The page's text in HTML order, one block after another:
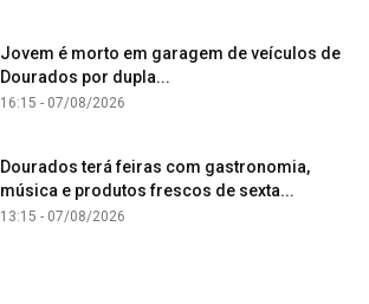
Jovem é morto em garagem de veículos de
Dourados por dupla...
16:15 - 07/08/2026
Dourados terá feiras com gastronomia,
música e produtos frescos de sexta...
13:15 - 07/08/2026